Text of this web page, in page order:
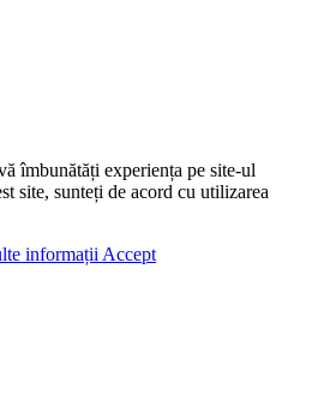
îmbunătăți experiența pe site-ul
site, sunteți de acord cu utilizarea
informațiiAccept